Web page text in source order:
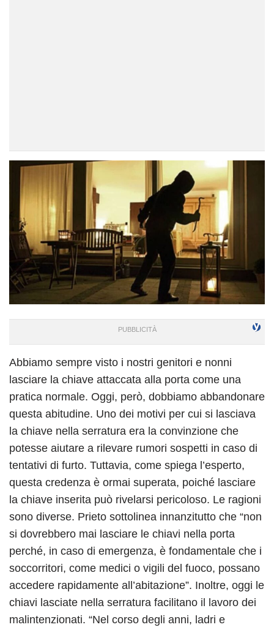
Abbiamo sempre visto i nostri genitori e nonni
lasciare la chiave attaccata alla porta come una
pratica normale. Oggi, però, dobbiamo abbandonare
questa abitudine. Uno dei motivi per cui si lasciava
la chiave nella serratura era la convinzione che
potesse aiutare a rilevare rumori sospetti in caso di
tentativi di furto. Tuttavia, come spiega l’esperto,
questa credenza è ormai superata, poiché lasciare
la chiave inserita può rivelarsi pericoloso. Le ragioni
sono diverse. Prieto sottolinea innanzitutto che “non
si dovrebbero mai lasciare le chiavi nella porta
perché, in caso di emergenza, è fondamentale che i
soccorritori, come medici o vigili del fuoco, possano
accedere rapidamente all’abitazione”. Inoltre, oggi le
chiavi lasciate nella serratura facilitano il lavoro dei
malintenzionati. “Nel corso degli anni, ladri e